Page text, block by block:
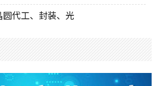
代工、封装、光